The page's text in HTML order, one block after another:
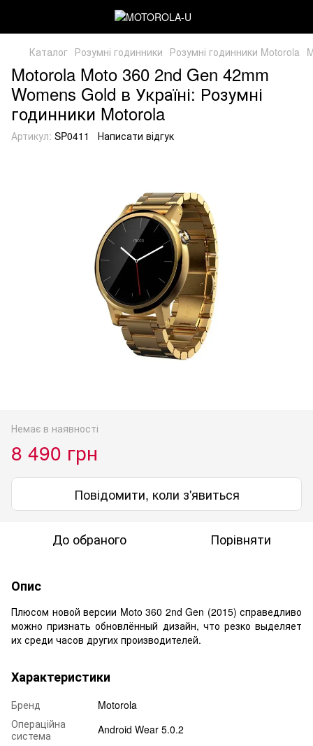
Каталог Розумні годинники Розумні годинники Motorola
Motorola Moto 360 2nd Gen 42mm
Womens Gold в Україні: Розумні
годинники Motorola
Артикул: SP0411 Написати відгук
Немає в наявності
8 490 грн
Повідомити, коли з'явиться
До обраного Порівняти
Опис
Плюсом новой версии Moto 360 2nd Gen (2015) справедливо
можно признать обновлённый дизайн, что резко выделяет
их среди часов других производителей.
Характеристики
Бренд
Motorola
Операційна
система
Android Wear 5.0.2